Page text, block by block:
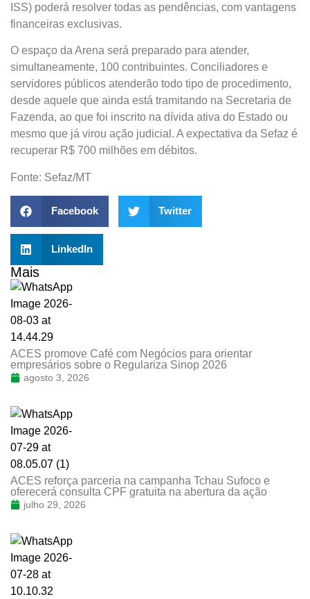
ISS) poderá resolver todas as pendências, com vantagens
financeiras exclusivas.
O espaço da Arena será preparado para atender,
simultaneamente, 100 contribuintes. Conciliadores e
servidores públicos atenderão todo tipo de procedimento,
desde aquele que ainda está tramitando na Secretaria de
Fazenda, ao que foi inscrito na dívida ativa do Estado ou
mesmo que já virou ação judicial. A expectativa da Sefaz é
recuperar R$ 700 milhões em débitos.
Fonte: Sefaz/MT
Facebook Twitter
LinkedIn
Mais
ACES promove Café com Negócios para orientar
empresários sobre o Regulariza Sinop 2026
agosto 3, 2026
ACES reforça parceria na campanha Tchau Sufoco e
oferecerá consulta CPF gratuita na abertura da ação
julho 29, 2026